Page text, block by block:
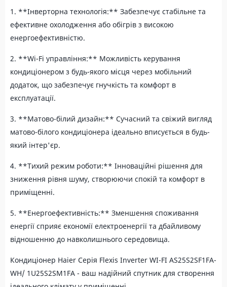
1. **Інверторна технологія:** Забезпечує стабільне та
ефективне охолодження або обігрів з високою
енергоефективністю.
2. **Wi-Fi управління:** Можливість керування
кондиціонером з будь-якого місця через мобільний
додаток, що забезпечує гнучкість та комфорт в
експлуатації.
3. **Матово-білий дизайн:** Сучасний та свіжий вигляд
матово-білого кондиціонера ідеально вписується в будь-
який інтер'єр.
4. **Тихий режим роботи:** Інноваційні рішення для
зниження рівня шуму, створюючи спокій та комфорт в
приміщенні.
5. **Енергоефективність:** Зменшення споживання
енергії сприяє економії електроенергії та дбайливому
відношенню до навколишнього середовища.
Кондиціонер Haier Серія Flexis Inverter WI-FI AS25S2SF1FA-
WH/ 1U25S2SM1FA - ваш надійний спутник для створення